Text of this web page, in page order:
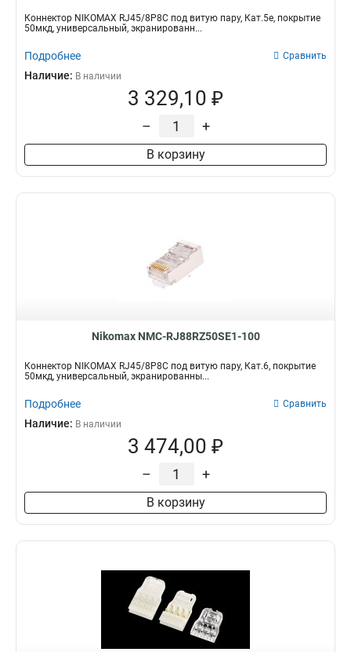
Коннектор NIKOMAX RJ45/8P8C под витую пару, Кат.5е, покрытие
50мкд, универсальный, экранированн...
Подробнее Сравнить
Наличие: В наличии
3 329,10 ₽
– +
В корзину
Nikomax NMC-RJ88RZ50SE1-100
Коннектор NIKOMAX RJ45/8P8C под витую пару, Кат.6, покрытие
50мкд, универсальный, экранированны...
Подробнее Сравнить
Наличие: В наличии
3 474,00 ₽
– +
В корзину